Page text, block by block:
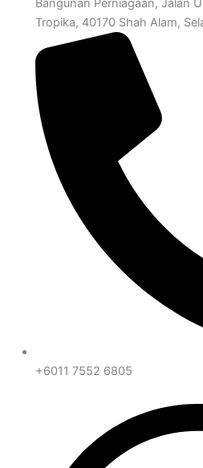
Bangunan Perniagaan, Jalan
Tropika, 40170 Shah Alam,
+6011 7552 6805